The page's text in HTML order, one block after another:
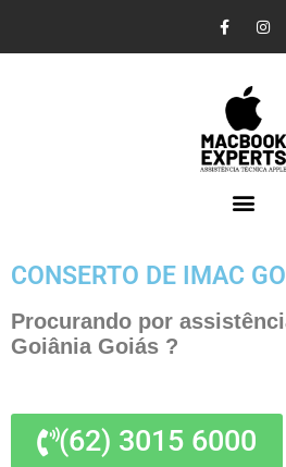
Pular
CONSERTO DE IMAC
Procurando por
Goiânia Goiás ?
(62) 3015 6000